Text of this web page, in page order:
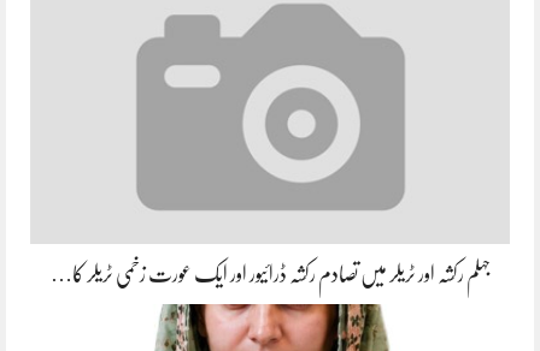
جہلم رکشہ اور ٹریلر میں تصادم رکشہ ڈرائیور اور ایک عورت زخمی ٹریلر کا…